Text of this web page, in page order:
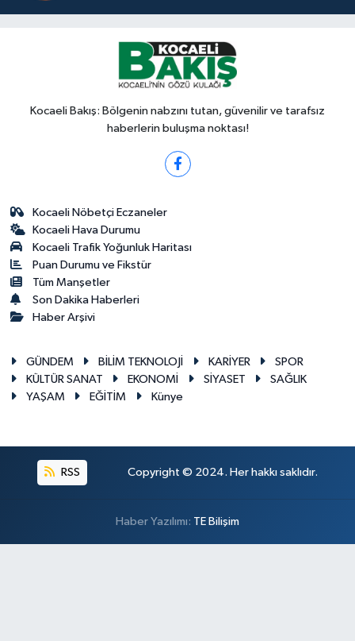
Kocaeli Bakış: Bölgenin nabzını tutan, güvenilir ve tarafsız
haberlerin buluşma noktası!
Kocaeli Nöbetçi Eczaneler
Kocaeli Hava Durumu
Kocaeli Trafik Yoğunluk Haritası
Puan Durumu ve Fikstür
Tüm Manşetler
Son Dakika Haberleri
Haber Arşivi
GÜNDEM BİLİM TEKNOLOJİ KARİYER
SPOR
KÜLTÜR SANAT
EKONOMİ SİYASET
SAĞLIK
YAŞAM
EĞİTİM Künye
RSS Copyright © 2024. Her hakkı saklıdır.
Haber Yazılımı: TE Bilişim